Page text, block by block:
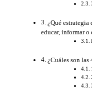
¿Qué
educar, informar
¿Cuáles son las